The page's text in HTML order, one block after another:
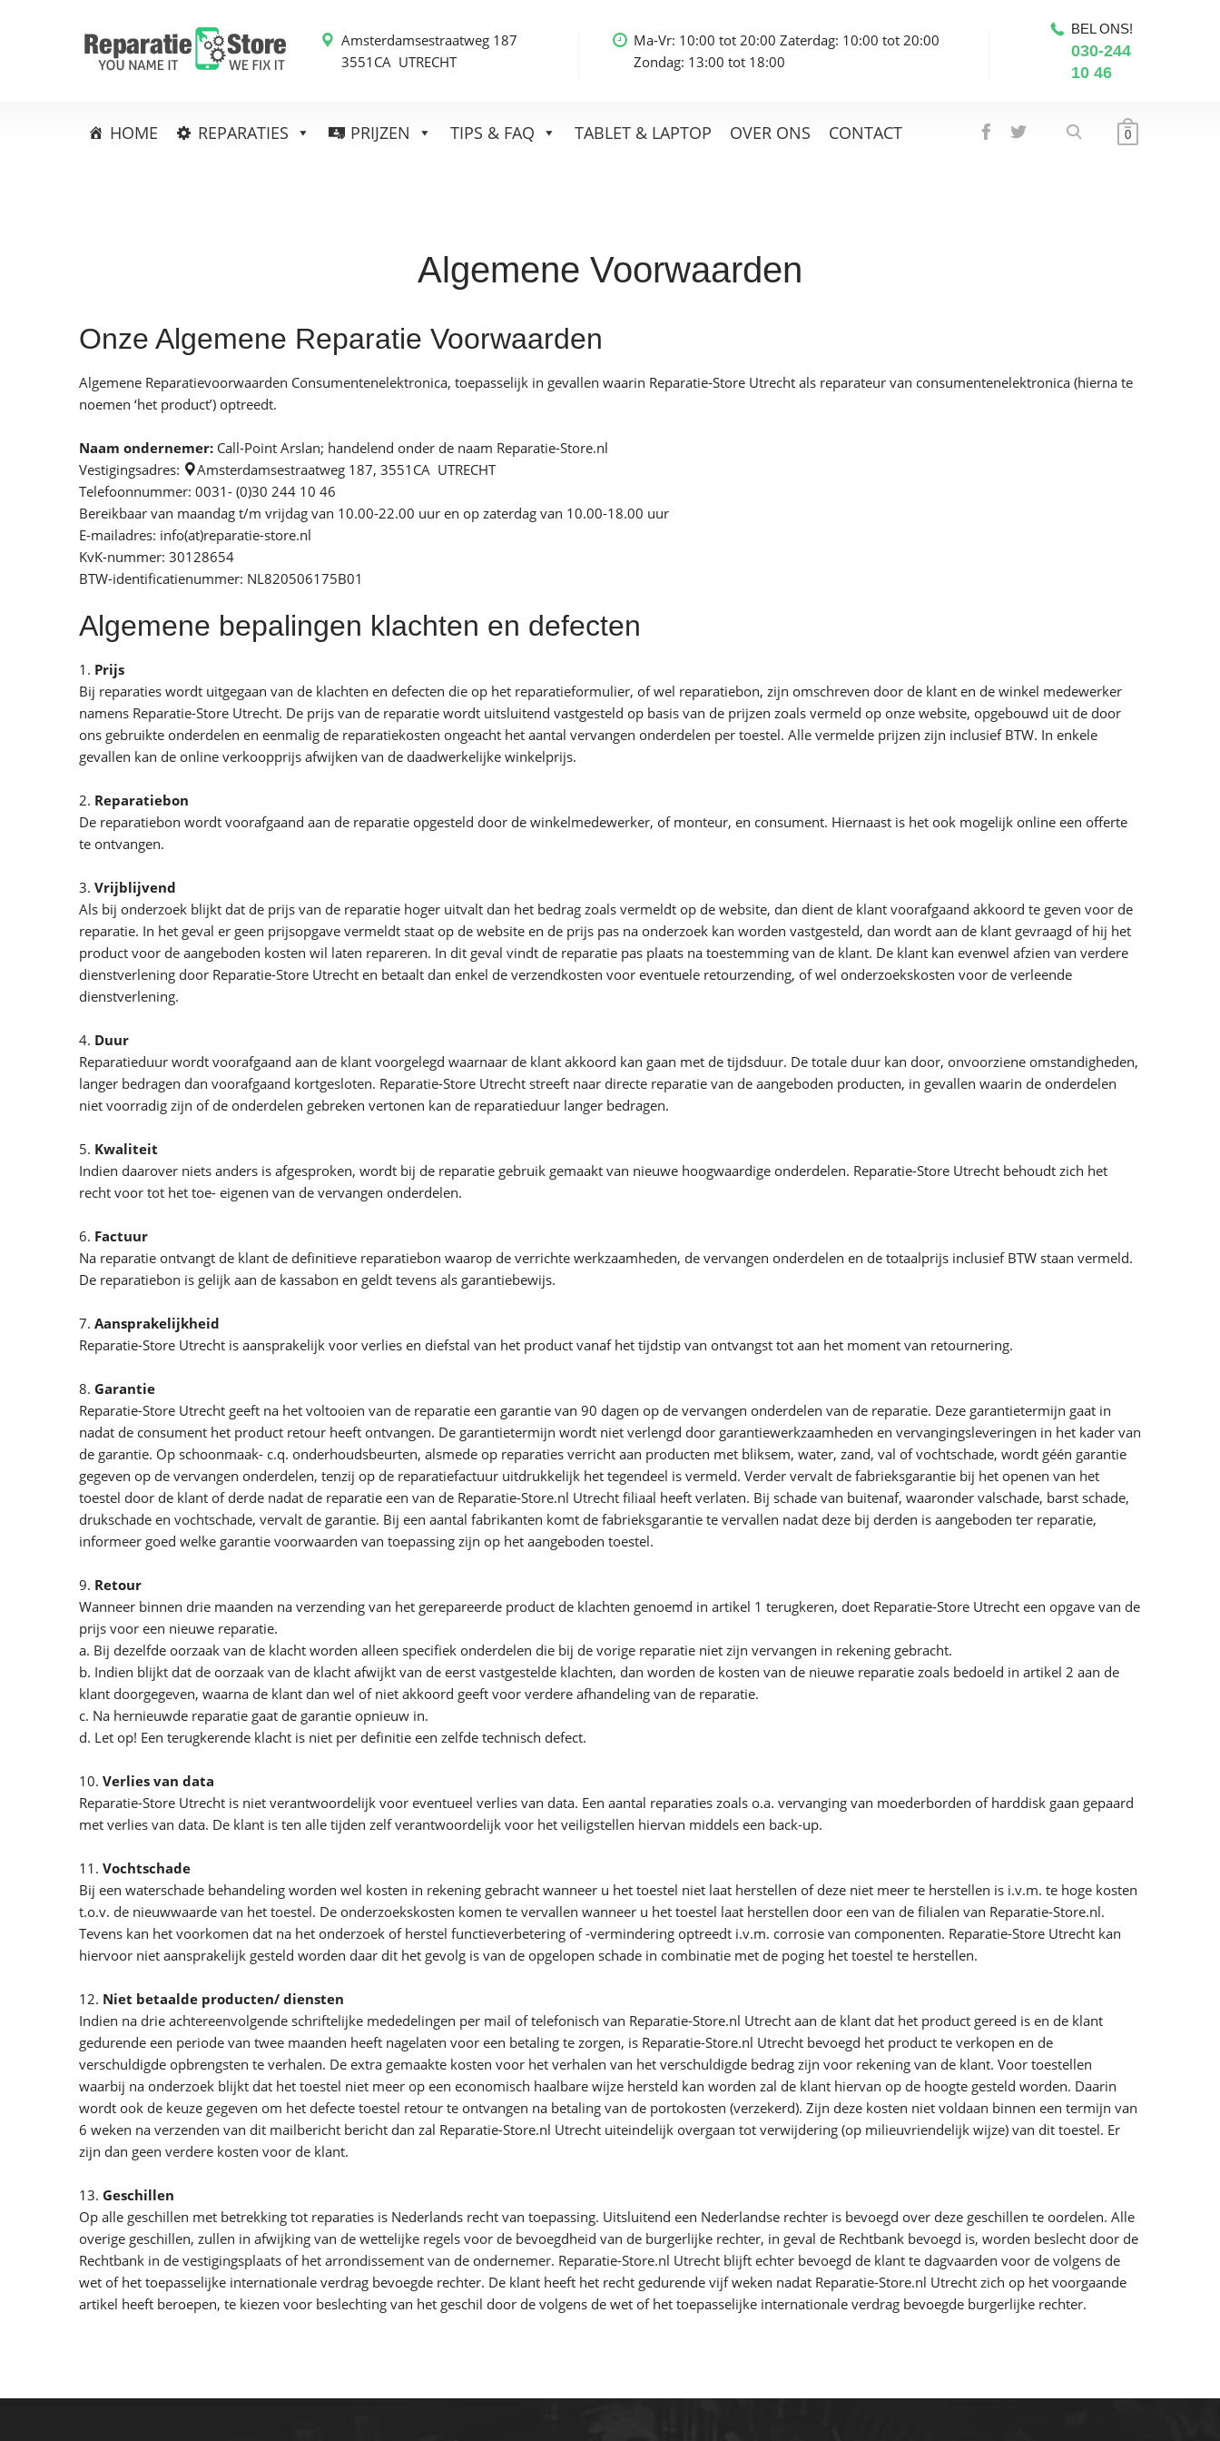
Amsterdamsestraatweg 187
3551CA UTRECHT
Ma-Vr: 10:00 tot 20:00 Zaterdag: 10:00 tot 20:00
Zondag: 13:00 tot 18:00
BEL ONS!
030-244
10 46
HOME REPARATIES PRIJZEN TIPS & FAQ TABLET & LAPTOP OVER ONS CONTACT 0
Algemene Voorwaarden
Onze Algemene Reparatie Voorwaarden
Algemene Reparatievoorwaarden Consumentenelektronica, toepasselijk in gevallen waarin Reparatie-Store Utrecht als reparateur van consumentenelektronica (hierna te
noemen ‘het product’) optreedt.
Naam ondernemer: Call-Point Arslan; handelend onder de naam Reparatie-Store.nl
Vestigingsadres:
Amsterdamsestraatweg 187, 3551CA UTRECHT
Telefoonnummer: 0031- (0)30 244 10 46
Bereikbaar van maandag t/m vrijdag van 10.00-22.00 uur en op zaterdag van 10.00-18.00 uur
E-mailadres: info(at)reparatie-store.nl
KvK-nummer: 30128654
BTW-identificatienummer: NL820506175B01
Algemene bepalingen klachten en defecten
1. Prijs
Bij reparaties wordt uitgegaan van de klachten en defecten die op het reparatieformulier, of wel reparatiebon, zijn omschreven door de klant en de winkel medewerker
namens Reparatie-Store Utrecht. De prijs van de reparatie wordt uitsluitend vastgesteld op basis van de prijzen zoals vermeld op onze website, opgebouwd uit de door
ons gebruikte onderdelen en eenmalig de reparatiekosten ongeacht het aantal vervangen onderdelen per toestel. Alle vermelde prijzen zijn inclusief BTW. In enkele
gevallen kan de online verkoopprijs afwijken van de daadwerkelijke winkelprijs.
2. Reparatiebon
De reparatiebon wordt voorafgaand aan de reparatie opgesteld door de winkelmedewerker, of monteur, en consument. Hiernaast is het ook mogelijk online een offerte
te ontvangen.
3. Vrijblijvend
Als bij onderzoek blijkt dat de prijs van de reparatie hoger uitvalt dan het bedrag zoals vermeldt op de website, dan dient de klant voorafgaand akkoord te geven voor de
reparatie. In het geval er geen prijsopgave vermeldt staat op de website en de prijs pas na onderzoek kan worden vastgesteld, dan wordt aan de klant gevraagd of hij het
product voor de aangeboden kosten wil laten repareren. In dit geval vindt de reparatie pas plaats na toestemming van de klant. De klant kan evenwel afzien van verdere
dienstverlening door Reparatie-Store Utrecht en betaalt dan enkel de verzendkosten voor eventuele retourzending, of wel onderzoekskosten voor de verleende
dienstverlening.
4. Duur
Reparatieduur wordt voorafgaand aan de klant voorgelegd waarnaar de klant akkoord kan gaan met de tijdsduur. De totale duur kan door, onvoorziene omstandigheden,
langer bedragen dan voorafgaand kortgesloten. Reparatie-Store Utrecht streeft naar directe reparatie van de aangeboden producten, in gevallen waarin de onderdelen
niet voorradig zijn of de onderdelen gebreken vertonen kan de reparatieduur langer bedragen.
5. Kwaliteit
Indien daarover niets anders is afgesproken, wordt bij de reparatie gebruik gemaakt van nieuwe hoogwaardige onderdelen. Reparatie-Store Utrecht behoudt zich het
recht voor tot het toe- eigenen van de vervangen onderdelen.
6. Factuur
Na reparatie ontvangt de klant de definitieve reparatiebon waarop de verrichte werkzaamheden, de vervangen onderdelen en de totaalprijs inclusief BTW staan vermeld.
De reparatiebon is gelijk aan de kassabon en geldt tevens als garantiebewijs.
7. Aansprakelijkheid
Reparatie-Store Utrecht is aansprakelijk voor verlies en diefstal van het product vanaf het tijdstip van ontvangst tot aan het moment van retournering.
8. Garantie
Reparatie-Store Utrecht geeft na het voltooien van de reparatie een garantie van 90 dagen op de vervangen onderdelen van de reparatie. Deze garantietermijn gaat in
nadat de consument het product retour heeft ontvangen. De garantietermijn wordt niet verlengd door garantiewerkzaamheden en vervangingsleveringen in het kader van
de garantie. Op schoonmaak- c.q. onderhoudsbeurten, alsmede op reparaties verricht aan producten met bliksem, water, zand, val of vochtschade, wordt géén garantie
gegeven op de vervangen onderdelen, tenzij op de reparatiefactuur uitdrukkelijk het tegendeel is vermeld. Verder vervalt de fabrieksgarantie bij het openen van het
toestel door de klant of derde nadat de reparatie een van de Reparatie-Store.nl Utrecht filiaal heeft verlaten. Bij schade van buitenaf, waaronder valschade, barst schade,
drukschade en vochtschade, vervalt de garantie. Bij een aantal fabrikanten komt de fabrieksgarantie te vervallen nadat deze bij derden is aangeboden ter reparatie,
informeer goed welke garantie voorwaarden van toepassing zijn op het aangeboden toestel.
9. Retour
Wanneer binnen drie maanden na verzending van het gerepareerde product de klachten genoemd in artikel 1 terugkeren, doet Reparatie-Store Utrecht een opgave van de
prijs voor een nieuwe reparatie.
a. Bij dezelfde oorzaak van de klacht worden alleen specifiek onderdelen die bij de vorige reparatie niet zijn vervangen in rekening gebracht.
b. Indien blijkt dat de oorzaak van de klacht afwijkt van de eerst vastgestelde klachten, dan worden de kosten van de nieuwe reparatie zoals bedoeld in artikel 2 aan de
klant doorgegeven, waarna de klant dan wel of niet akkoord geeft voor verdere afhandeling van de reparatie.
c. Na hernieuwde reparatie gaat de garantie opnieuw in.
d. Let op! Een terugkerende klacht is niet per definitie een zelfde technisch defect.
10. Verlies van data
Reparatie-Store Utrecht is niet verantwoordelijk voor eventueel verlies van data. Een aantal reparaties zoals o.a. vervanging van moederborden of harddisk gaan gepaard
met verlies van data. De klant is ten alle tijden zelf verantwoordelijk voor het veiligstellen hiervan middels een back-up.
11. Vochtschade
Bij een waterschade behandeling worden wel kosten in rekening gebracht wanneer u het toestel niet laat herstellen of deze niet meer te herstellen is i.v.m. te hoge kosten
t.o.v. de nieuwwaarde van het toestel. De onderzoekskosten komen te vervallen wanneer u het toestel laat herstellen door een van de filialen van Reparatie-Store.nl.
Tevens kan het voorkomen dat na het onderzoek of herstel functieverbetering of -vermindering optreedt i.v.m. corrosie van componenten. Reparatie-Store Utrecht kan
hiervoor niet aansprakelijk gesteld worden daar dit het gevolg is van de opgelopen schade in combinatie met de poging het toestel te herstellen.
12. Niet betaalde producten/ diensten
Indien na drie achtereenvolgende schriftelijke mededelingen per mail of telefonisch van Reparatie-Store.nl Utrecht aan de klant dat het product gereed is en de klant
gedurende een periode van twee maanden heeft nagelaten voor een betaling te zorgen, is Reparatie-Store.nl Utrecht bevoegd het product te verkopen en de
verschuldigde opbrengsten te verhalen. De extra gemaakte kosten voor het verhalen van het verschuldigde bedrag zijn voor rekening van de klant. Voor toestellen
waarbij na onderzoek blijkt dat het toestel niet meer op een economisch haalbare wijze hersteld kan worden zal de klant hiervan op de hoogte gesteld worden. Daarin
wordt ook de keuze gegeven om het defecte toestel retour te ontvangen na betaling van de portokosten (verzekerd). Zijn deze kosten niet voldaan binnen een termijn van
6 weken na verzenden van dit mailbericht bericht dan zal Reparatie-Store.nl Utrecht uiteindelijk overgaan tot verwijdering (op milieuvriendelijk wijze) van dit toestel. Er
zijn dan geen verdere kosten voor de klant.
13. Geschillen
Op alle geschillen met betrekking tot reparaties is Nederlands recht van toepassing. Uitsluitend een Nederlandse rechter is bevoegd over deze geschillen te oordelen. Alle
overige geschillen, zullen in afwijking van de wettelijke regels voor de bevoegdheid van de burgerlijke rechter, in geval de Rechtbank bevoegd is, worden beslecht door de
Rechtbank in de vestigingsplaats of het arrondissement van de ondernemer. Reparatie-Store.nl Utrecht blijft echter bevoegd de klant te dagvaarden voor de volgens de
wet of het toepasselijke internationale verdrag bevoegde rechter. De klant heeft het recht gedurende vijf weken nadat Reparatie-Store.nl Utrecht zich op het voorgaande
artikel heeft beroepen, te kiezen voor beslechting van het geschil door de volgens de wet of het toepasselijke internationale verdrag bevoegde burgerlijke rechter.